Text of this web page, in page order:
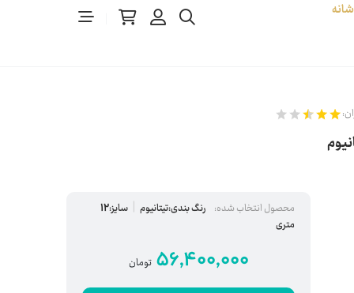
700 شانه
محصول انتخاب شده: رنگ بندی:تیتانیوم
سایز:12
متری
56,400,000 تومان